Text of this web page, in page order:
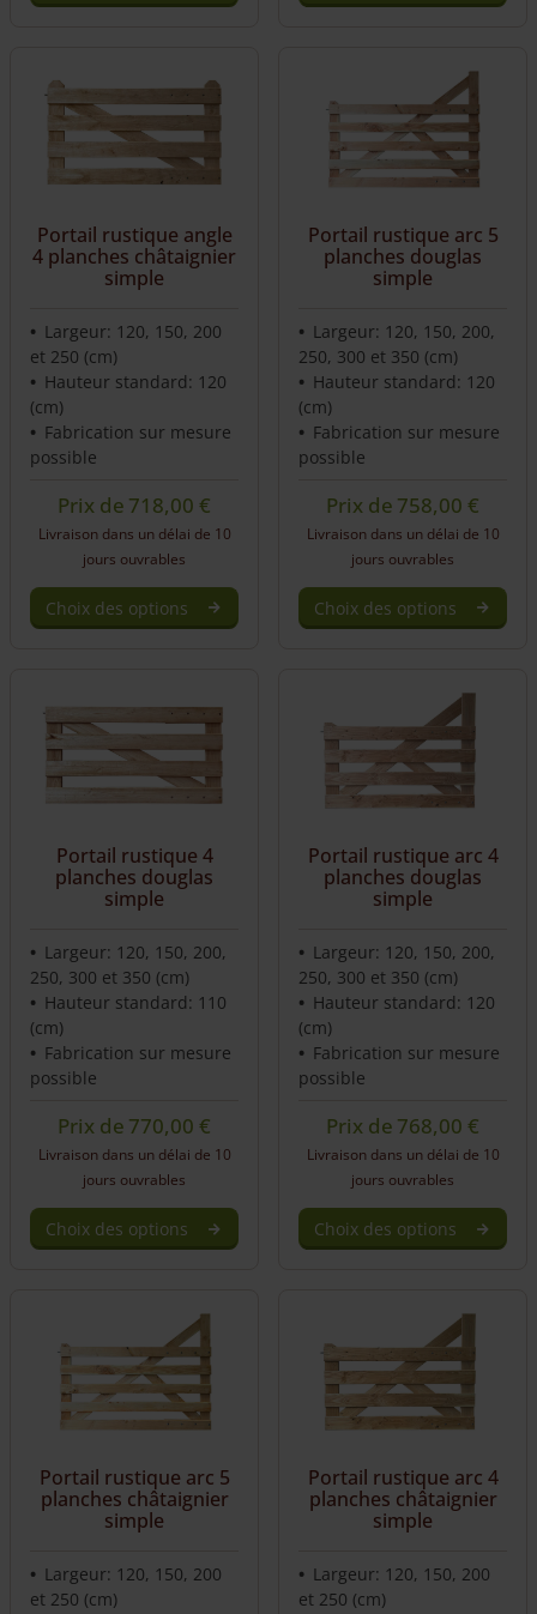
Portail rustique angle
4 planches châtaignier
simple
Largeur: 120, 150, 200
et 250 (cm)
Hauteur standard: 120
(cm)
Fabrication sur mesure
possible
Prix de 718,00€
Livraison dans un délai de 10
jours ouvrables
Choix des options
Portail rustique arc 5
planches douglas
simple
Largeur: 120, 150, 200,
250, 300 et 350 (cm)
Hauteur standard: 120
(cm)
Fabrication sur mesure
possible
Prix de 758,00€
Livraison dans un délai de 10
jours ouvrables
Choix des options
Portail rustique 4
planches douglas
simple
Largeur: 120, 150, 200,
250, 300 et 350 (cm)
Hauteur standard: 110
(cm)
Fabrication sur mesure
possible
Prix de 770,00€
Livraison dans un délai de 10
jours ouvrables
Choix des options
Portail rustique arc 4
planches douglas
simple
Largeur: 120, 150, 200,
250, 300 et 350 (cm)
Hauteur standard: 120
(cm)
Fabrication sur mesure
possible
Prix de 768,00€
Livraison dans un délai de 10
jours ouvrables
Choix des options
Portail rustique arc 5
planches châtaignier
simple
Largeur: 120, 150, 200
et 250 (cm)
Portail rustique arc 4
planches châtaignier
simple
Largeur: 120, 150, 200
et 250 (cm)